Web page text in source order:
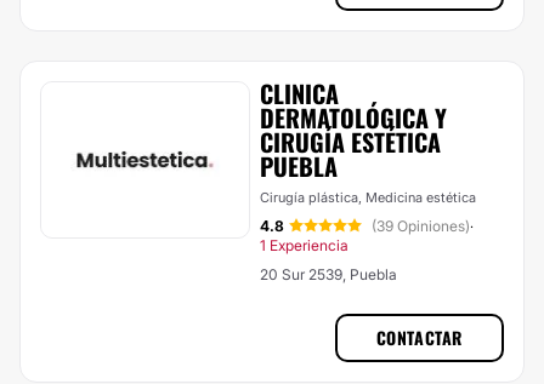
CLINICA
DERMATOLÓGICA Y
CIRUGÍA ESTÉTICA
PUEBLA
Cirugía plástica, Medicina estética
4.8 (39 Opiniones)·
1 Experiencia
20 Sur 2539, Puebla
CONTACTAR